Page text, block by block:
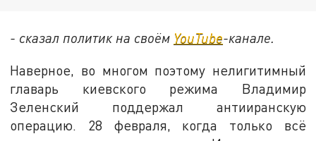
- сказал политик на своём YouTube-канале.
Наверное, во многом поэтому нелигитимный
главарь киевского режима Владимир
Зеленский поддержал антииранскую
операцию. 28 февраля, когда только всё